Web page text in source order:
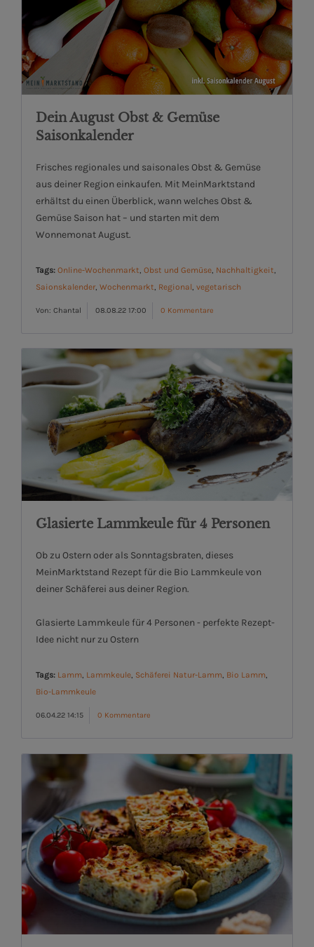
Dein August Obst & Gemüse
Saisonkalender
Frisches regionales und saisonales Obst & Gemüse
aus deiner Region einkaufen. Mit MeinMarktstand
erhältst du einen Überblick, wann welches Obst &
Gemüse Saison hat – und starten mit dem
Wonnemonat August.
Tags: Online-Wochenmarkt, Obst und Gemüse, Nachhaltigkeit,
Saionskalender, Wochenmarkt, Regional, vegetarisch
Von: Chantal 08.08.22 17:00 0 Kommentare
Glasierte Lammkeule für 4 Personen
Ob zu Ostern oder als Sonntagsbraten, dieses
MeinMarktstand Rezept für die Bio Lammkeule von
deiner Schäferei aus deiner Region.
Glasierte Lammkeule für 4 Personen - perfekte Rezept-
Idee nicht nur zu Ostern
Tags: Lamm, Lammkeule, Schäferei Natur-Lamm, Bio Lamm,
Bio-Lammkeule
06.04.22 14:15 0 Kommentare